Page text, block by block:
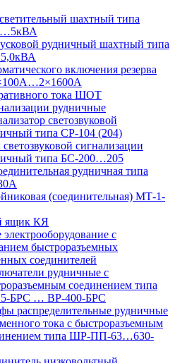
шахтный типа
рудничный шахтный типа
включения резерва
тока ШОТ
рудничные
светозвуковой
типа СР-104 (204)
сигнализации
типа БС-200…205
рудничная типа
(соединительная) МТ-1-
ящик КЯ
с
быстроразъемных
соединителей
рудничные с
соединением типа
БРС … ВР-400-БРС
распределительные рудничные
тока с быстроразъемным
типа ШР-ПП-63…630-